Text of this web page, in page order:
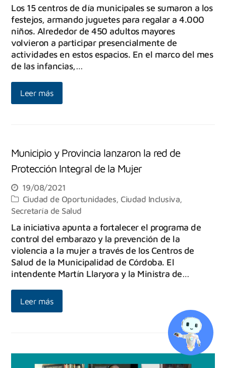
Los 15 centros de día municipales se sumaron a los
festejos, armando juguetes para regalar a 4.000
niños. Alrededor de 450 adultos mayores
volvieron a participar presencialmente de
actividades en estos espacios. En el marco del mes
de las infancias,…
Leer más
Municipio y Provincia lanzaron la red de
Protección Integral de la Mujer
19/08/2021
Ciudad de Oportunidades,Ciudad Inclusiva,
Secretaría de Salud
La iniciativa apunta a fortalecer el programa de
control del embarazo y la prevención de la
violencia a la mujer a través de los Centros de
Salud de la Municipalidad de Córdoba. El
intendente Martín Llaryora y la Ministra de…
Leer más